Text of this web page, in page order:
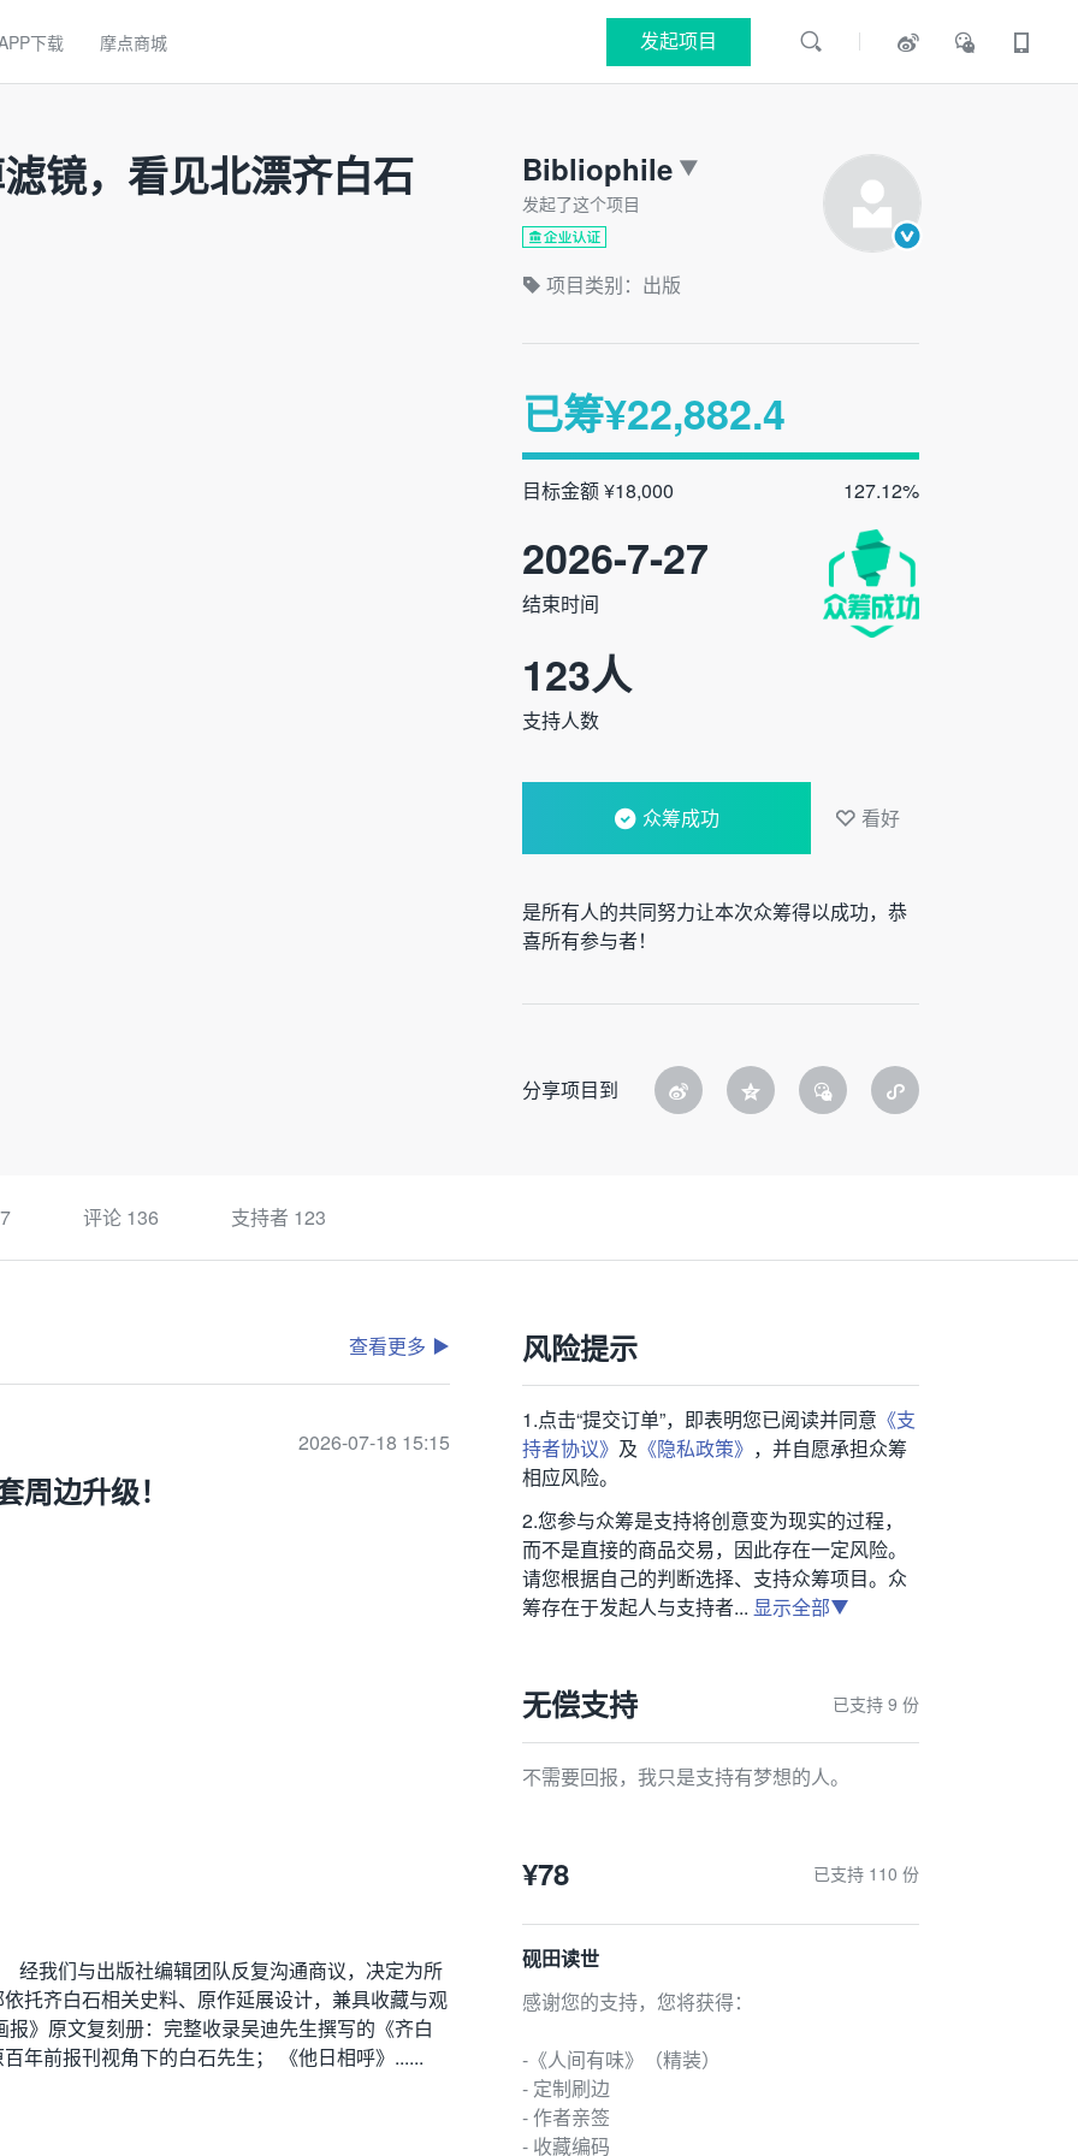
下载 摩点商城 发起项目
镜，看见北漂齐白石 Bibliophile
发起了这个项目
项目类别：出版
已筹¥22,882.4
目标金额 ¥18,000 127.12%
2026-7-27
结束时间
123人
支持人数
众筹成功 看好
是所有人的共同努力让本次众筹得以成功，恭
喜所有参与者！
分享项目到
7 评论 136 支持者 123
风险提示
1.点击“提交订单”，即表明您已阅读并同意 《支
持者协议》 及 《隐私政策》 ，并自愿承担众筹
相应风险。
2.您参与众筹是支持将创意变为现实的过程，
而不是直接的商品交易，因此存在一定风险。
请您根据自己的判断选择、支持众筹项目。众
筹存在于发起人与支持者... 显示全部
无偿支持 已支持 9 份
不需要回报，我只是支持有梦想的人。
¥78 已支持 110 份
砚田读世
感谢您的支持，您将获得：
-《人间有味》（精装）
- 定制刷边
- 作者亲签
- 收藏编码
查看更多
2026-07-18 15:15
周边升级！
经我们与出版社编辑团队反复沟通商议，决定为所
托齐白石相关史料、原作延展设计，兼具收藏与观
》原文复刻册：完整收录吴迪先生撰写的《齐白
年前报刊视角下的白石先生； 《他日相呼》......